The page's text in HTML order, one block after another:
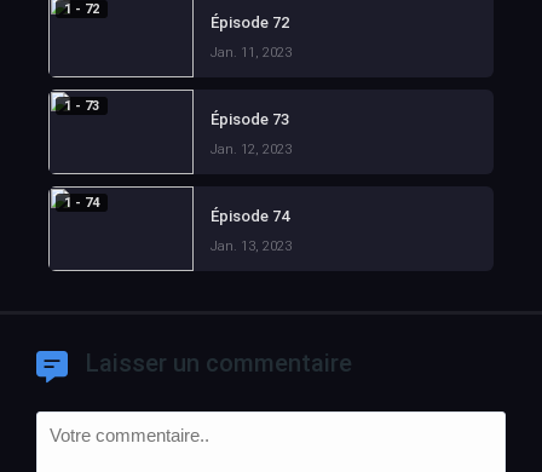
1 - 72
Épisode 72
Jan. 11, 2023
1 - 73
Épisode 73
Jan. 12, 2023
1 - 74
Épisode 74
Jan. 13, 2023
Laisser un commentaire